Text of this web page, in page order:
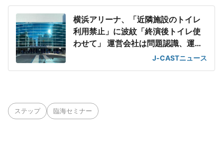
横浜アリーナ、「近隣施設のトイレ
利用禁止」に波紋「終演後トイレ使
わせて」 運営会社は問題認識、運用
J-CASTニュース
ステップ 臨海セミナー